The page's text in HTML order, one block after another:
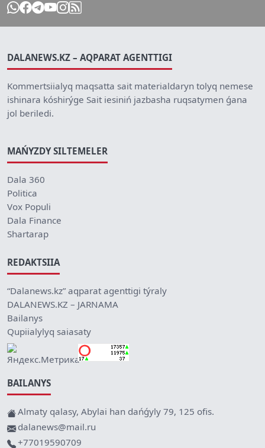
DALANEWS.KZ – AQPARAT AGENTTIGI
Kommertsiialyq maqsatta sait materialdaryn tolyq nemese
ishinara kóshirýge Sait iesiniń jazbasha ruqsatymen ǵana
jol beriledi.
MAŃYZDY SILTEMELER
Dala 360
Politica
Vox Populi
Dala Finance
Shartarap
REDAKTSIIA
“Dalanews.kz” aqparat agenttigi týraly
DALANEWS.KZ – JARNAMA
Bailanys
Qupiialylyq saiasaty
BAILANYS
Almaty qalasy, Abylai han dańǵyly 79, 125 ofis.
dalanews@mail.ru
+77019590709